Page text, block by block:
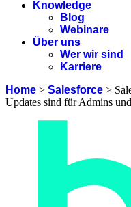
Knowledge
Blog
Webinare
Über uns
Wer wir sind
Karriere
Home > Salesforce >
Updates sind für Admins